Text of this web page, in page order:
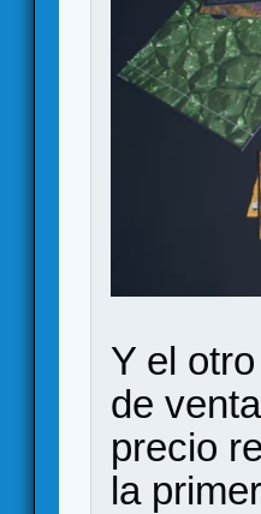
Y el
de
precio
la